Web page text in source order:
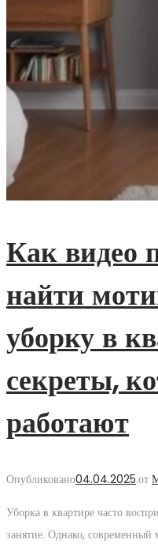
Как видео
найти
уборку в
секреты,
работают
Опубликовано04.04.2025.от
Уборка в квартире часто
занятие. Однако,